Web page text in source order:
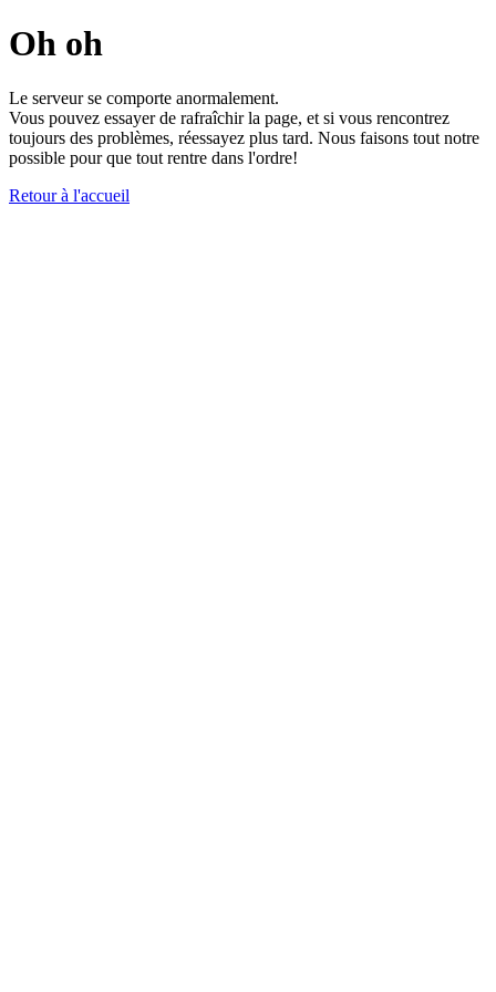
Oh oh
Le serveur se comporte anormalement.
Vous pouvez essayer de rafraîchir la page, et si vous rencontrez
toujours des problèmes, réessayez plus tard. Nous faisons tout notre
possible pour que tout rentre dans l'ordre!
Retour à l'accueil